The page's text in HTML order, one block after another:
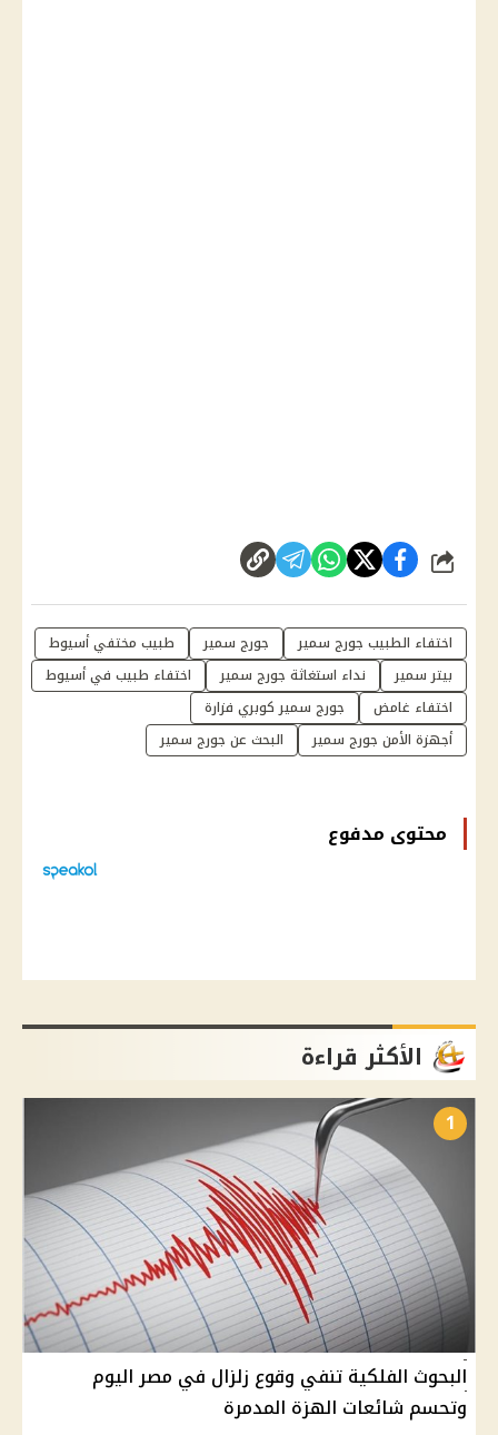
شارك
اختفاء الطبيب جورج سمير جورج سمير
طبيب مختفي أسيوط
بيتر سمير
نداء استغاثة جورج سمير
اختفاء طبيب في أسيوط
اختفاء غامض
جورج سمير كوبري فزارة
أجهزة الأمن جورج سمير
البحث عن جورج سمير
محتوى مدفوع
الأكثر قراءة
1
البحوث الفلكية تنفي وقوع زلزال في مصر اليوم
وتحسم شائعات الهزة المدمرة